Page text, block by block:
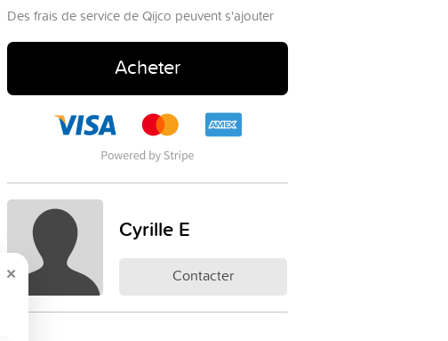
Des frais de service de Qijco peuvent s'ajouter
Acheter
Cyrille E
Contacter
×